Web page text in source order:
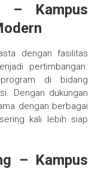
– Kampus
dengan fasilitas
pertimbangan.
di bidang
Dengan dukungan
dengan berbagai
kali lebih siap
– Kampus